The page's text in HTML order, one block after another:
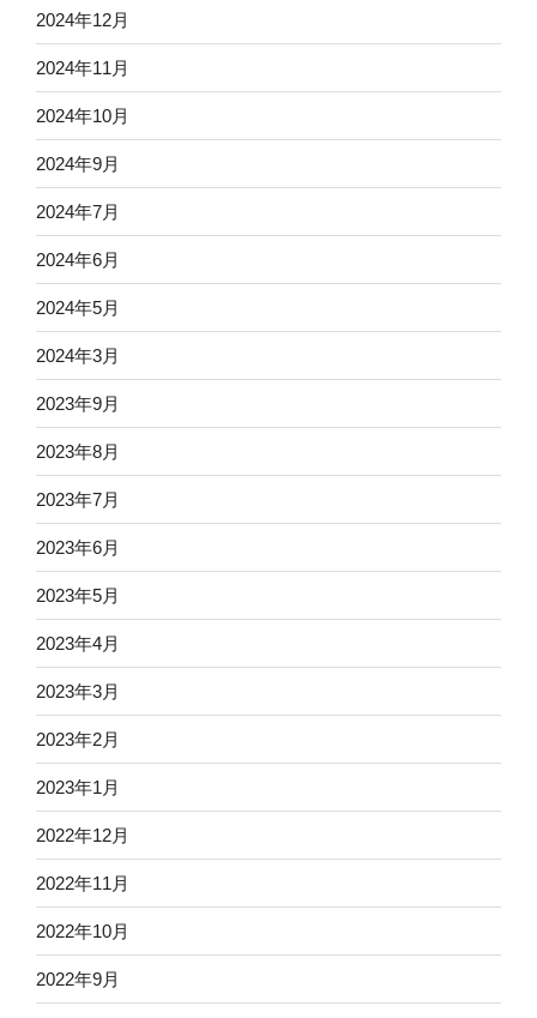
2024年12月
2024年11月
2024年10月
2024年9月
2024年7月
2024年6月
2024年5月
2024年3月
2023年9月
2023年8月
2023年7月
2023年6月
2023年5月
2023年4月
2023年3月
2023年2月
2023年1月
2022年12月
2022年11月
2022年10月
2022年9月